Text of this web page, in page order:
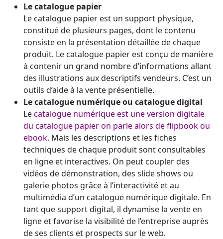
Le catalogue papier
Le catalogue papier est un support physique,
constitué de plusieurs pages, dont le contenu
consiste en la présentation détaillée de chaque
produit. Le catalogue papier est conçu de manière
à contenir un grand nombre d’informations allant
des illustrations aux descriptifs vendeurs. C’est un
outils d’aide à la vente présentielle.
Le catalogue numérique ou catalogue digital
Lecatalogue numérique est une version digitale
du catalogue papier on parle alors de flipbook ou
ebook. Mais les descriptions et les fiches
techniques de chaque produit sont consultables
en ligne et interactives. On peut coupler des
vidéos de démonstration, des slide shows ou
galerie photos grâce à l’interactivité et au
multimédia d’un catalogue numérique digitale. En
tant que support digital, il dynamise la vente en
ligne et favorise la visibilité de l’entreprise auprès
de ses clients et prospects sur le web.